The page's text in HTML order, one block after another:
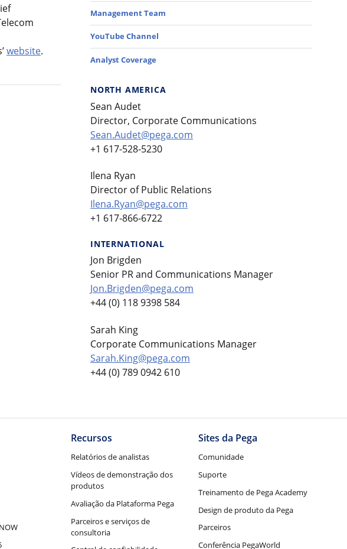
website.
Management Team
YouTube Channel
Analyst Coverage
NORTH AMERICA
Sean Audet
Director, Corporate Communications
Sean.Audet@pega.com
+1 617-528-5230
Ilena Ryan
Director of Public Relations
Ilena.Ryan@pega.com
+1 617-866-6722
INTERNATIONAL
Jon Brigden
Senior PR and Communications Manager
Jon.Brigden@pega.com
+44 (0) 118 9398 584
Sarah King
Corporate Communications Manager
Sarah.King@pega.com
+44 (0) 789 0942 610
Recursos
Relatórios de analistas
Vídeos de demonstração dos
produtos
Avaliação da Plataforma Pega
Parceiros e serviços de
consultoria
Sites da Pega
Comunidade
Suporte
Treinamento de Pega Academy
Design de produto da Pega
Parceiros
Conferência PegaWorld